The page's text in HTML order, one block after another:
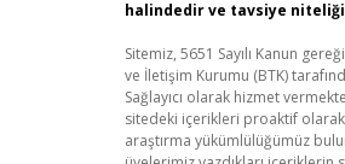
halindedir ve tavsiye
Sitemiz, 5651 Sayılı Kanun
ve İletişim Kurumu (BTK)
Sağlayıcı olarak hizmet
sitedeki içerikleri proaktif
araştırma yükümlülüğümüz